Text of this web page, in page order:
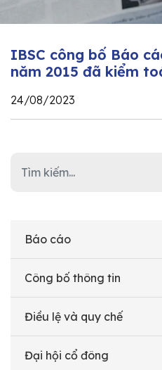
Báo cáo
Công bố thông tin
Điều lệ và quy chế
Đại hội cổ đông
IBSC công bố Báo
năm 2015 đã kiểm
24/08/2023